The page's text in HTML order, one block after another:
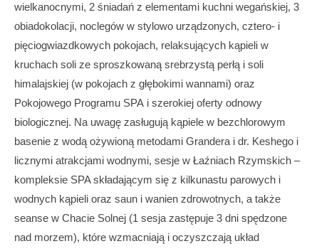
wielkanocnymi, 2 śniadań z elementami kuchni wegańskiej, 3
obiadokolacji, noclegów w stylowo urządzonych, cztero- i
pięciogwiazdkowych pokojach, relaksujących kąpieli w
kruchach soli ze sproszkowaną srebrzystą perłą i soli
himalajskiej (w pokojach z głębokimi wannami) oraz
Pokojowego Programu SPA i szerokiej oferty odnowy
biologicznej. Na uwagę zasługują kąpiele w bezchlorowym
basenie z wodą ożywioną metodami Grandera i dr. Keshego i
licznymi atrakcjami wodnymi, sesje w Łaźniach Rzymskich –
kompleksie SPA składającym się z kilkunastu parowych i
wodnych kąpieli oraz saun i wanien zdrowotnych, a także
seanse w Chacie Solnej (1 sesja zastępuje 3 dni spędzone
nad morzem), które wzmacniają i oczyszczają układ